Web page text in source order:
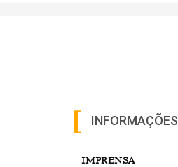
INFORMAÇÕES
IMPRENSA